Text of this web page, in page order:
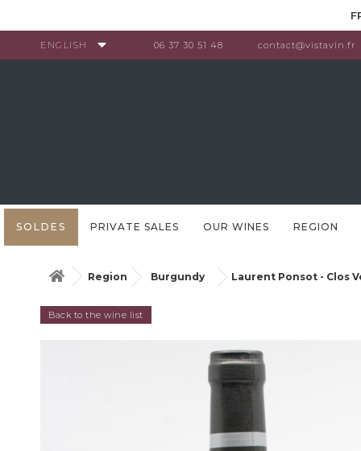
ENGLISH 06 37 30 51 48 contact@vistavin.fr
SOLDES PRIVATE SALES OUR WINES REGION
Region Burgundy Laurent Ponsot - Clos
Back to the wine list